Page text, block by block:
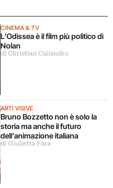
CINEMA & TV
L’Odissea è il film più politico di
Nolan
di Christian Caliandro
ARTI VISIVE
Bruno Bozzetto non è solo la
storia ma anche il futuro
dell’animazione italiana
di Giulietta Fara